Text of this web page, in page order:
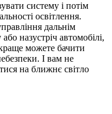
систему і потім
освітлення.
дальнім
назустріч автомобілі,
можете бачити
І вам не
на ближнє світло